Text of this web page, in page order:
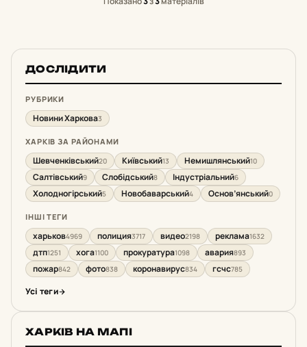
ДОСЛІДИТИ
РУБРИКИ
Новини Харкова3
ХАРКІВ ЗА РАЙОНАМИ
Шевченківський20 Київський13 Немишлянський10
Салтівський9 Слобідський8 Індустріальний6
Холодногірський5 Новобаварський4 Основ’янський0
ІНШІ ТЕГИ
харьков4969 полиция3717 видео2198 реклама1632
дтп1251 хога1100 прокуратура1098 авария893
пожар842 фото838 коронавирус834 гсчс785
Усі теги
ХАРКІВ НА МАПІ